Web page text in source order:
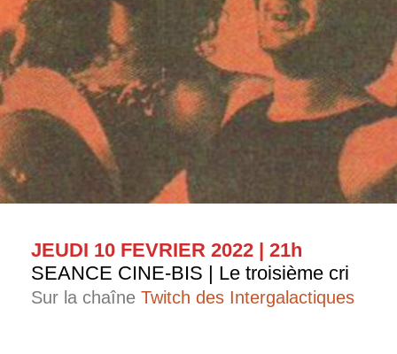
JEUDI 10 FEVRIER 2022 | 21h
SEANCE CINE-BIS | Le troisième cri
Sur la chaîne Twitch des Intergalactiques